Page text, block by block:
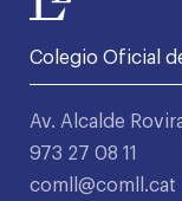
Colegio Oficial
Av. Alcalde
973 27 08 11
comll@comll.cat